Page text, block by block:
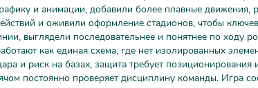
и анимации, добавили более плавные движения,
и оживили оформление стадионов, чтобы
выглядели последовательнее и понятнее по ходу
как единая схема, где нет изолированных
и риск на базах, защита требует позиционирования
постоянно проверяет дисциплину команды. Игра